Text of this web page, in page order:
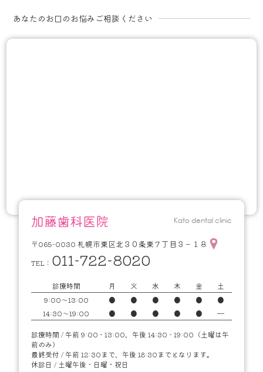
あなたのお口のお悩みご相談ください
加藤歯科医院 Kato dental clinic
〒065-0030 札幌市東区北３０条東７丁目３－１８
TEL： 011-722-8020
診療時間 月 火 水 木 金
土
9:00～13:00
● ● ● ● ●
●
14:30～19:00
● ● ● ● ● ━
診療時間 / 午前 9:00 - 13:00、午後 14:30 - 19:00（土曜は午
前のみ）
最終受付 / 午前 12:30まで、午後 18:30までとなります。
休診日 / 土曜午後・日曜・祝日